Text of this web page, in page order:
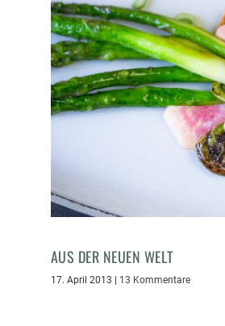
AUS DER NEUEN WELT
17. April 2013 13 Kommentare